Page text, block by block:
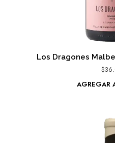
Los Dragones
$
AGREGAR